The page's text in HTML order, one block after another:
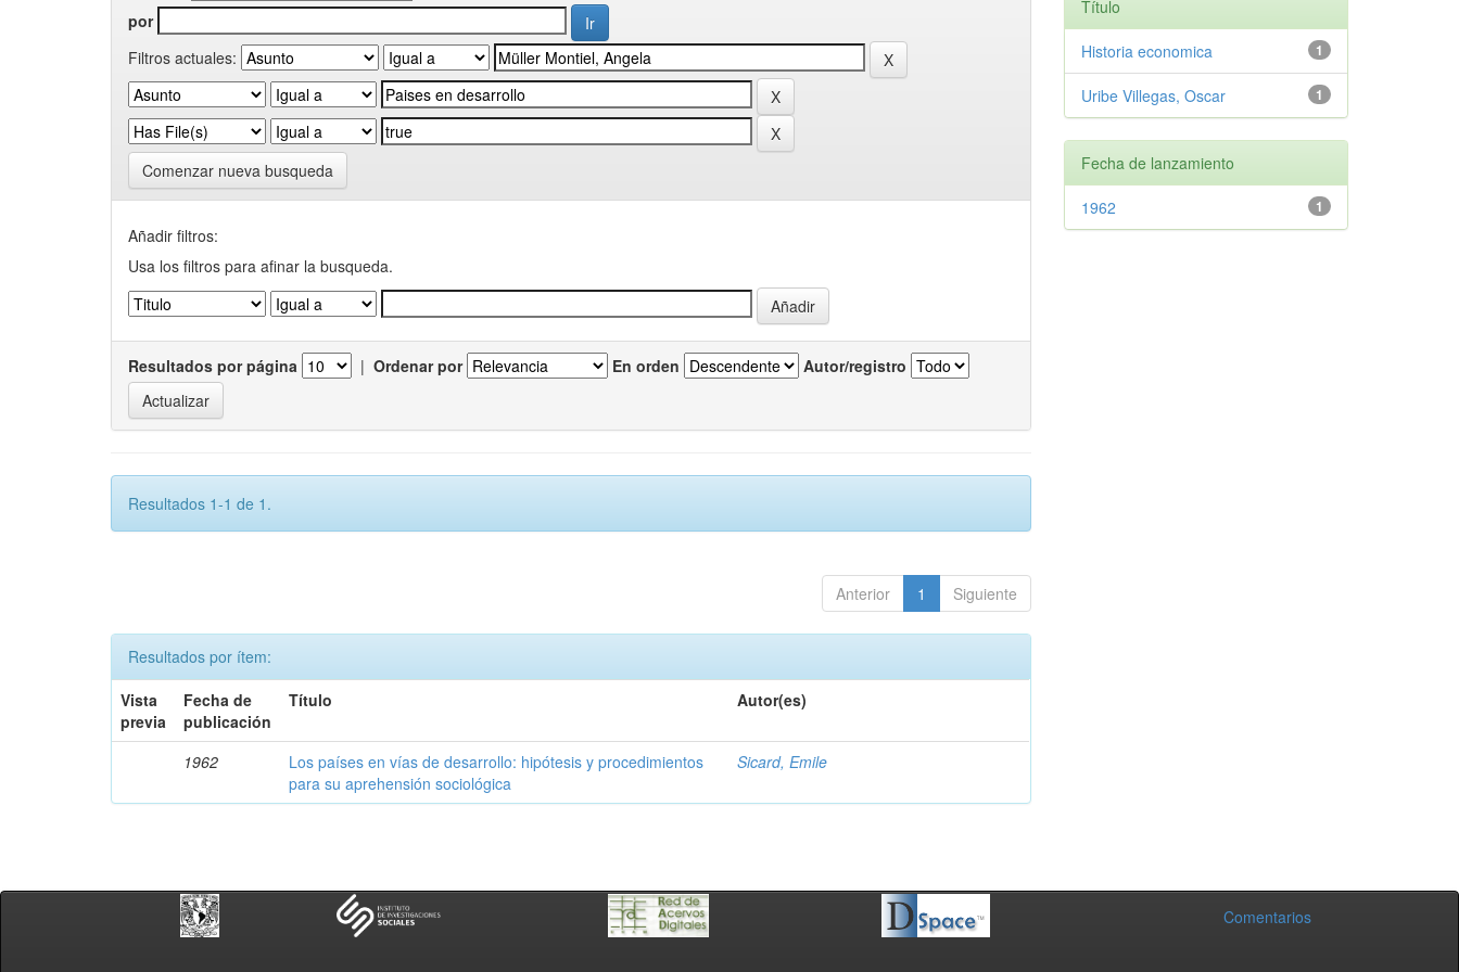
por
Filtros actuales:
Comenzar nueva busqueda
Añadir filtros:
Usa los filtros para afinar la busqueda.
Resultados por página | Ordenar por En orden Autor/registro
Resultados 1-1 de 1.
Anterior 1 Siguiente
Resultados por ítem:
Vista
previa
Fecha de
publicación
Título Autor(es)
1962
Los países en vías de desarrollo: hipótesis y procedimientos
para su aprehensión sociológica
Sicard, Emile
Título
1
Historia economica
1
Uribe Villegas, Oscar
Fecha de lanzamiento
1
1962
Comentarios